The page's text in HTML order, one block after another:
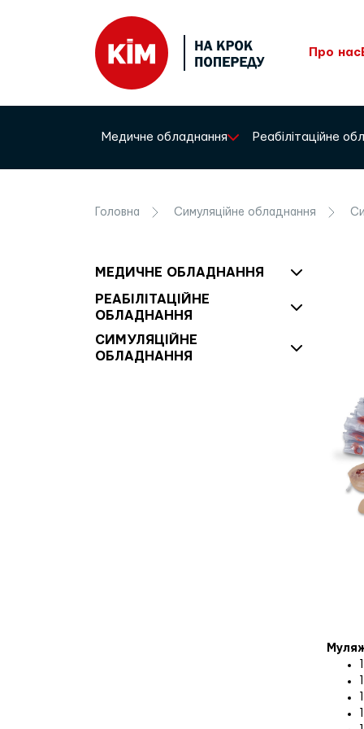
Про нас
Медичне обладнання Реабілітаційне
Головна Симуляційне обладнання
МЕДИЧНЕ ОБЛАДНАННЯ
РЕАБІЛІТАЦІЙНЕ
ОБЛАДНАННЯ
СИМУЛЯЦІЙНЕ
ОБЛАДНАННЯ